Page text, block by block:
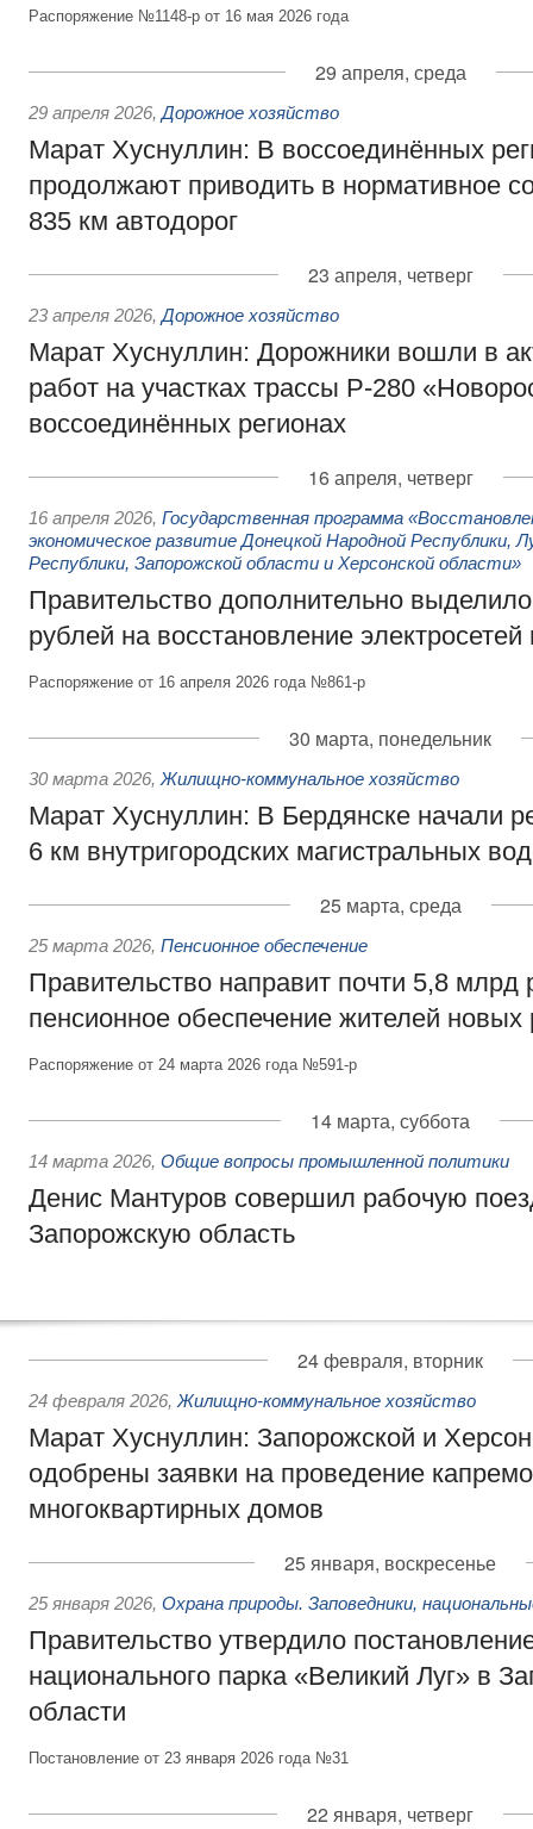
Распоряжение №1148-р от 16 мая 2026 года
29 апреля, среда
29 апреля 2026, Дорожное хозяйство
Марат Хуснуллин: В воссоединённых
продолжают приводить в нормативное
835 км автодорог
23 апреля, четверг
23 апреля 2026, Дорожное хозяйство
Марат Хуснуллин: Дорожники вошли в
работ на участках трассы Р-280
воссоединённых регионах
16 апреля, четверг
16 апреля 2026, Государственная программа
экономическое развитие Донецкой Народной Республики,
Республики, Запорожской области и Херсонской области»
Правительство дополнительно
рублей на восстановление
Распоряжение от 16 апреля 2026 года №861-р
30 марта, понедельник
30 марта 2026, Жилищно-коммунальное хозяйство
Марат Хуснуллин: В Бердянске начали
6 км внутригородских магистральных
25 марта, среда
25 марта 2026, Пенсионное обеспечение
Правительство направит почти 5,8 млрд
пенсионное обеспечение жителей новых
Распоряжение от 24 марта 2026 года №591-р
14 марта, суббота
14 марта 2026, Общие вопросы промышленной политики
Денис Мантуров совершил рабочую
Запорожскую область
24 февраля, вторник
24 февраля 2026, Жилищно-коммунальное хозяйство
Марат Хуснуллин: Запорожской и
одобрены заявки на проведение
многоквартирных домов
25 января, воскресенье
25 января 2026, Охрана природы. Заповедники,
Правительство утвердило
национального парка «Великий Луг» в
области
Постановление от 23 января 2026 года №31
22 января, четверг